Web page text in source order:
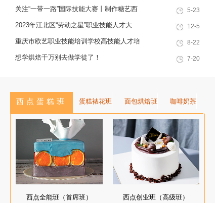
人才，是集技能培训、证书认定、
巴渝青年技能之星名单出炉，重庆欧艺职业
技能培训学校技能人才榜上有名！
关注“一带一路”国际技能大赛丨制作糖艺西
点，看手艺更考验审美
5-23
2023年江北区“劳动之星”职业技能人才大
赛，我校选手荣获互联网营销师第一名
12-5
重庆市欧艺职业技能培训学校高技能人才培
训基地建设专家指导会会议简报
8-22
想学烘焙千万别去做学徒了！ 7-20
西点蛋糕班 蛋糕裱花班 面包烘焙班 咖啡奶茶
西点全能班（首席班） 西点创业班（高级班）